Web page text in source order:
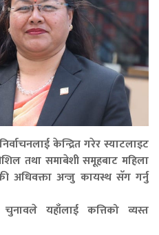
केन्द्रित गरेर स्याटलाइट
तथा समाबेशी समूहबाट महिला
अधिवक्ता अन्जु कायस्थ सॅग गर्नु
यहाँलाई कत्तिको व्यस्त